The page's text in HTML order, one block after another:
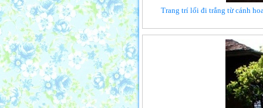
Trang trí lối đi trắng từ cánh